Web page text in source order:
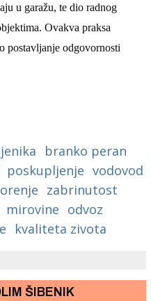
u garažu, te dio radnog
Ovakva praksa
postavljanje odgovornosti
branko peran
poskupljenje vodovod
zabrinutost
mirovine odvoz
kvaliteta zivota
ŠIBENIK